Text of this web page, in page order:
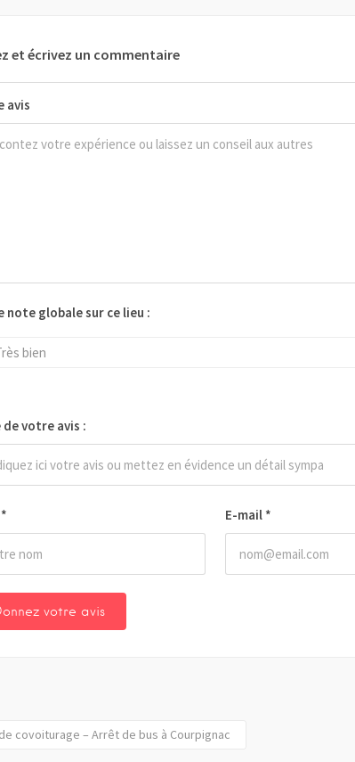
et écrivez un commentaire
avis
* E-mail *
note globale sur ce lieu :
bien
votre avis :
covoiturage – Arrêt de bus à Courpignac